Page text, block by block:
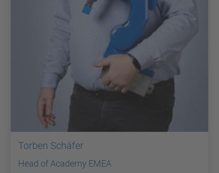
Torben Schäfer
Head of Academy EMEA